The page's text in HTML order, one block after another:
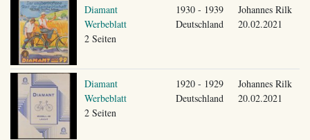
Diamant
Werbeblatt
2 Seiten
1930 - 1939
Deutschland
Johannes Rilk
20.02.2021
Diamant
Werbeblatt
2 Seiten
1920 - 1929
Deutschland
Johannes Rilk
20.02.2021